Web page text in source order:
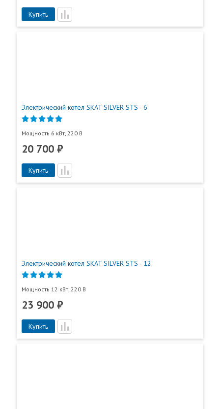
Купить
Электрический котел SKAT SILVER STS - 6
Мощность 6 кВт, 220 В
20 700 ₽
Купить
Электрический котел SKAT SILVER STS - 12
Мощность 12 кВт, 220 В
23 900 ₽
Купить